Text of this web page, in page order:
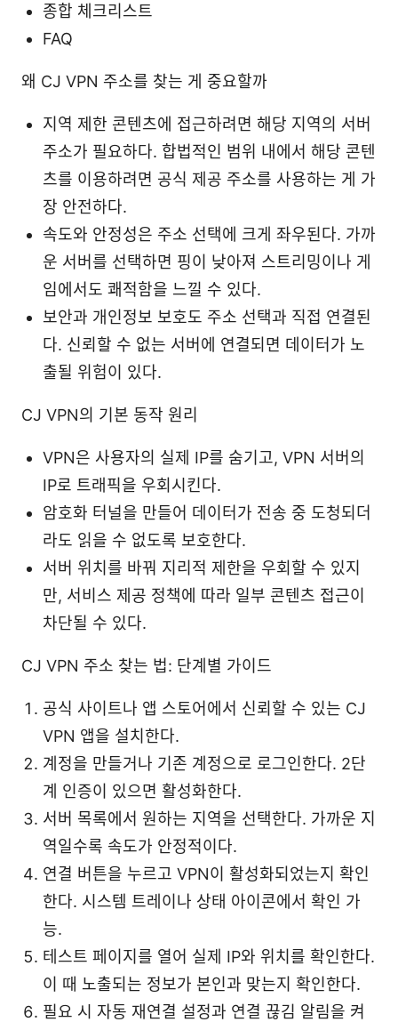
종합 체크리스트
FAQ
왜 CJ VPN 주소를 찾는 게 중요할까
지역 제한 콘텐츠에 접근하려면 해당 지역의 서버
주소가 필요하다. 합법적인 범위 내에서 해당 콘텐
츠를 이용하려면 공식 제공 주소를 사용하는 게 가
장 안전하다.
속도와 안정성은 주소 선택에 크게 좌우된다. 가까
운 서버를 선택하면 핑이 낮아져 스트리밍이나 게
임에서도 쾌적함을 느낄 수 있다.
보안과 개인정보 보호도 주소 선택과 직접 연결된
다. 신뢰할 수 없는 서버에 연결되면 데이터가 노
출될 위험이 있다.
CJ VPN의 기본 동작 원리
VPN은 사용자의 실제 IP를 숨기고, VPN 서버의
IP로 트래픽을 우회시킨다.
암호화 터널을 만들어 데이터가 전송 중 도청되더
라도 읽을 수 없도록 보호한다.
서버 위치를 바꿔 지리적 제한을 우회할 수 있지
만, 서비스 제공 정책에 따라 일부 콘텐츠 접근이
차단될 수 있다.
CJ VPN 주소 찾는 법: 단계별 가이드
공식 사이트나 앱 스토어에서 신뢰할 수 있는 CJ
VPN 앱을 설치한다.
계정을 만들거나 기존 계정으로 로그인한다. 2단
계 인증이 있으면 활성화한다.
서버 목록에서 원하는 지역을 선택한다. 가까운 지
역일수록 속도가 안정적이다.
연결 버튼을 누르고 VPN이 활성화되었는지 확인
한다. 시스템 트레이나 상태 아이콘에서 확인 가
능.
테스트 페이지를 열어 실제 IP와 위치를 확인한다.
이 때 노출되는 정보가 본인과 맞는지 확인한다.
필요 시 자동 재연결 설정과 연결 끊김 알림을 켜